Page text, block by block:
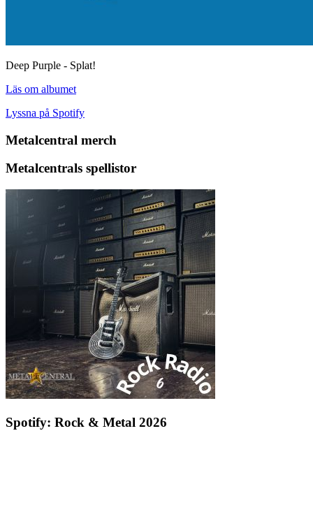
Deep Purple - Splat!
Läs om albumet
Lyssna på Spotify
Metalcentral merch
Metalcentrals spellistor
Spotify: Rock & Metal 2026